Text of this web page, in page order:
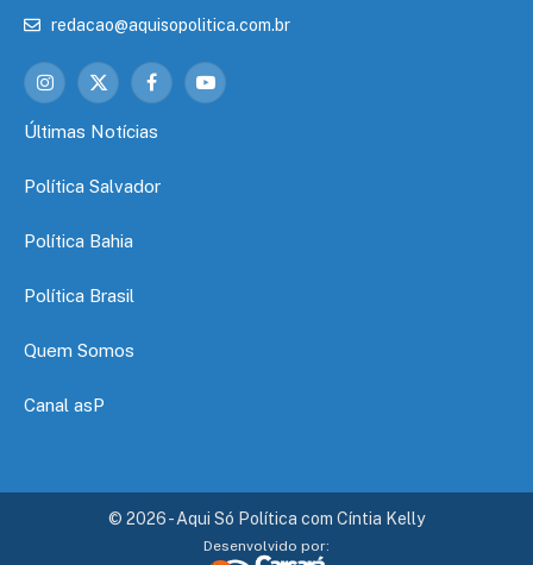
redacao@aquisopolitica.com.br
Instagram
X
FacebookYouTube
Últimas Notícias
Política Salvador
Política Bahia
Política Brasil
Quem Somos
Canal asP
© 2026 - Aqui Só Política com Cíntia Kelly
Desenvolvido por: